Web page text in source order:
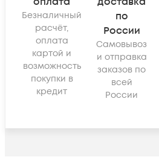
Безналичный
расчёт,
оплата
картой и
возможность
покупки в
кредит
по
России
Самовывоз
и отправка
заказов по
всей
России